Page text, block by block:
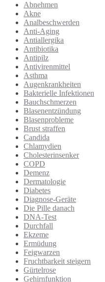
Abnehmen
Akne
Analbeschwerden
Anti-Aging
Antiallergika
Antibiotika
Antipilz
Antivirenmittel
Asthma
Augenkrankheiten
Bakterielle Infektionen
Bauchschmerzen
Blasenentzündung
Blasenprobleme
Brust straffen
Candida
Chlamydien
Cholesterinsenker
COPD
Demenz
Dermatologie
Diabetes
Diagnose-Geräte
Die Pille danach
DNA-Test
Durchfall
Ekzeme
Ermüdung
Feigwarzen
Fruchtbarkeit steigern
Gürtelrose
Gehirnfunktion